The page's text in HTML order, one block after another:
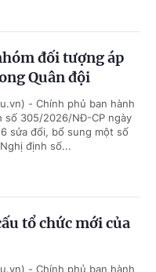
đối tượng áp
Quân đội
- Chính phủ ban hành
số 305/2026/NĐ-CP ngày
sửa đổi, bổ sung một số
định số...
tổ chức mới của
- Chính phủ ban hành